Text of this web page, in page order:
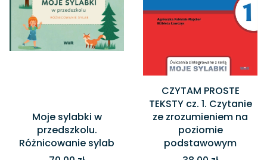
Moje sylabki w
przedszkolu.
Różnicowanie sylab
CZYTAM PROSTE
TEKSTY cz. 1. Czytanie
ze zrozumieniem na
poziomie
podstawowym